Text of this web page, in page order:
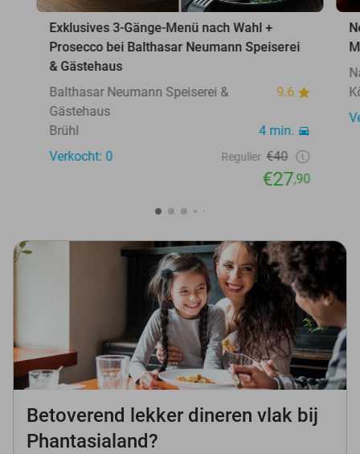
Exklusives 3-Gänge-Menü nach Wahl +
Prosecco bei Balthasar Neumann Speiserei
& Gästehaus
Balthasar Neumann Speiserei &
Gästehaus
9.6
Brühl
4 min.
Verkocht: 0
Regulier €40
€27,90
Betoverend lekker dineren vlak bij
Phantasialand?